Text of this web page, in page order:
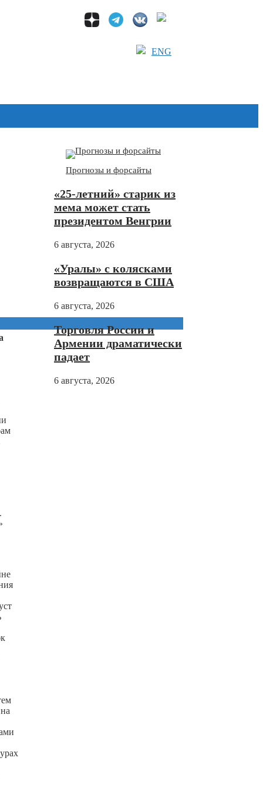
ENG
Прогнозы и форсайты
«25-летний» старик из
мема может стать
президентом Венгрии
6 августа, 2026
«Уралы» с колясками
возвращаются в США
6 августа, 2026
Торговля России и
Армении драматически
падает
6 августа, 2026